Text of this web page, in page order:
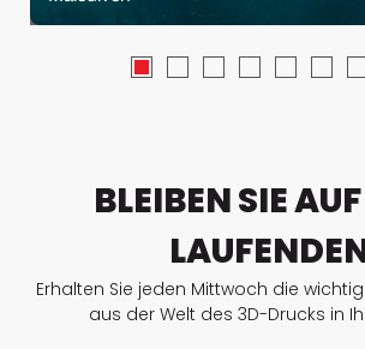
BLEIBEN SIE
Erhalten Sie jeden Mittwoch die
aus der Welt des 3D-Drucks in